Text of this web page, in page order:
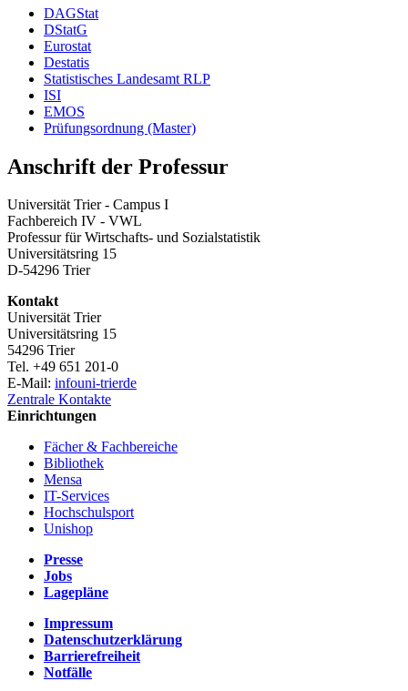
DAGStat
DStatG
Eurostat
Destatis
Statistisches Landesamt RLP
ISI
EMOS
Prüfungsordnung (Master)
Anschrift der Professur
Universität Trier - Campus I
Fachbereich IV - VWL
Professur für Wirtschafts- und Sozialstatistik
Universitätsring 15
D-54296 Trier
Kontakt
Universität Trier
Universitätsring 15
54296 Trier
Tel. +49 651 201-0
E-Mail: infouni-trierde
Zentrale Kontakte
Einrichtungen
Fächer & Fachbereiche
Bibliothek
Mensa
IT-Services
Hochschulsport
Unishop
Presse
Jobs
Lagepläne
Impressum
Datenschutzerklärung
Barrierefreiheit
Notfälle